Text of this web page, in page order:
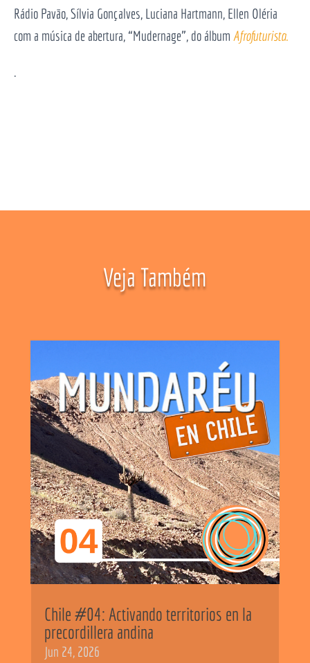
Rádio Pavão, Sílvia Gonçalves, Luciana Hartmann, Ellen Oléria
com a música de abertura, “Mudernage”, do álbum Afrofuturista.
.
Veja Também
Chile #04: Activando territorios en la
precordillera andina
Jun 24, 2026